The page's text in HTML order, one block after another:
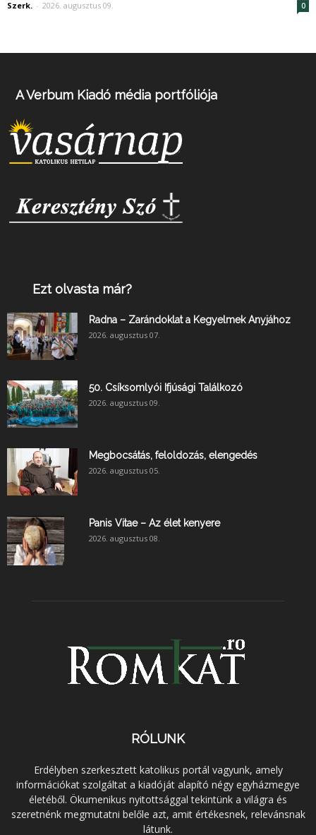
Szerk. - 2026. augusztus 09. 0
A Verbum Kiadó média portfóliója
Ezt olvasta már?
Radna – Zarándoklat a Kegyelmek Anyjához
2026. augusztus 07.
50. Csíksomlyói Ifjúsági Találkozó
2026. augusztus 09.
Megbocsátás, feloldozás, elengedés
2026. augusztus 05.
Panis Vitae – Az élet kenyere
2026. augusztus 08.
RÓLUNK
Erdélyben szerkesztett katolikus portál vagyunk, amely
információkat szolgáltat a kiadóját alapító négy egyházmegye
életéből. Ökumenikus nyitottsággal tekintünk a világra és
szeretnénk megmutatni belőle azt, amit értékesnek, relevánsnak
látunk.